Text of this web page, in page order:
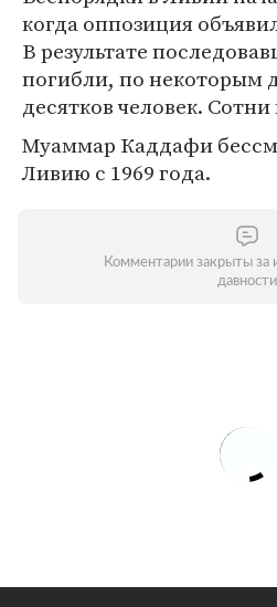
когда оппозиция
В результате
погибли, по некоторым
десятков человек.
Муаммар Каддафи
Ливию с 1969 года.
Комментарии закрыты за
давности